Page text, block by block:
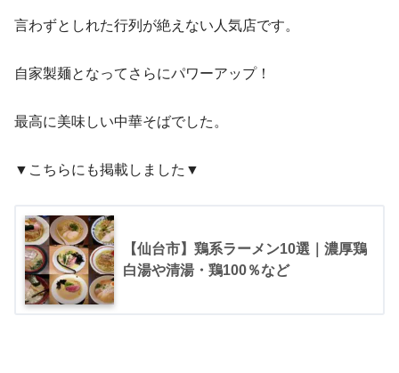
言わずとしれた行列が絶えない人気店です。
自家製麺となってさらにパワーアップ！
最高に美味しい中華そばでした。
▼こちらにも掲載しました▼
【仙台市】鶏系ラーメン10選｜濃厚鶏
白湯や清湯・鶏100％など